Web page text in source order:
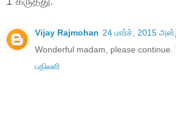
Vijay Rajmohan 24 மார்ச், 2015
Wonderful madam, please continue.
பதிலளி